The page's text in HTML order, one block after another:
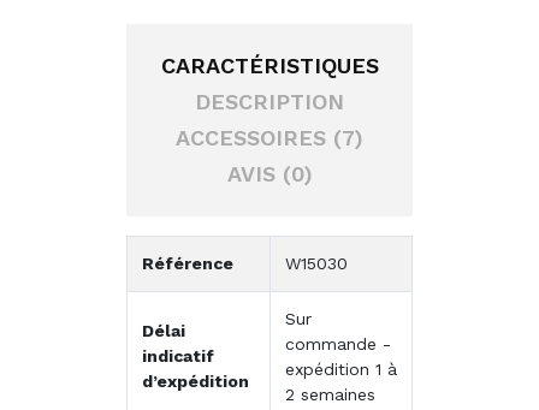
CARACTÉRISTIQUES
DESCRIPTION
ACCESSOIRES (7)
AVIS (0)
Référence W15030
Délai
indicatif
d’expédition
Sur
commande -
expédition 1 à
2 semaines